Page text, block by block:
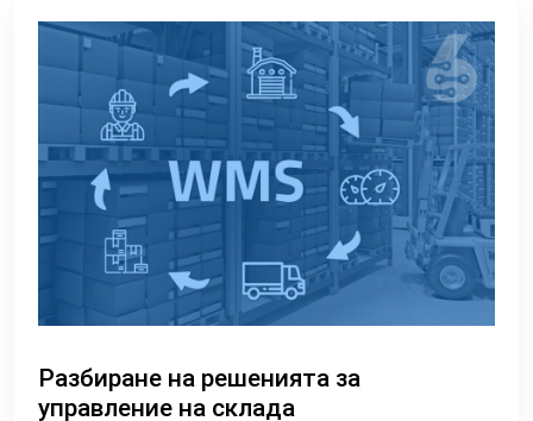
Разбиране на решенията за
управление на склада